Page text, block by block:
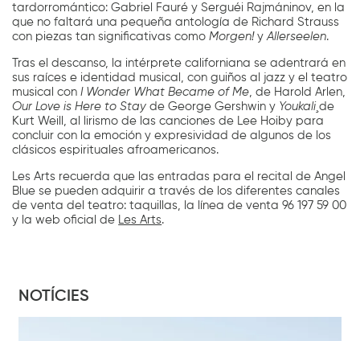
tardorromántico: Gabriel Fauré y Serguéi Rajmáninov, en la
que no faltará una pequeña antología de Richard Strauss
con piezas tan significativas comoMorgen!yAllerseelen.
Tras el descanso, la intérprete californiana se adentrará en
sus raíces e identidad musical, con guiños al jazz y el teatro
musical conI Wonder What Became of Me, de Harold Arlen,
Our Love is Here to Stayde George Gershwin y Youkali ¸de
Kurt Weill, al lirismo de las canciones de Lee Hoiby para
concluir con la emoción y expresividad de algunos de los
clásicos espirituales afroamericanos.
Les Arts recuerda que las entradas para el recital de Angel
Blue se pueden adquirir a través de los diferentes canales
de venta del teatro: taquillas, la línea de venta 96 197 59 00
y la web oficial de Les Arts.
NOTÍCIES